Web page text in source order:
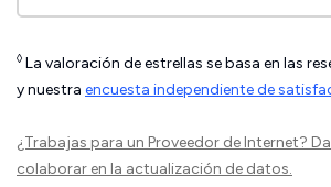
◊ La valoración de estrellas se basa en las
y nuestra encuesta independiente de
¿Trabajas para un Proveedor de Internet?
colaborar en la actualización de datos.